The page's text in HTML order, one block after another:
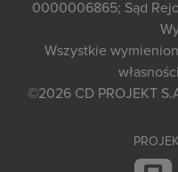
0000006865; Sąd
Wszystkie
©2026 CD PROJEKT